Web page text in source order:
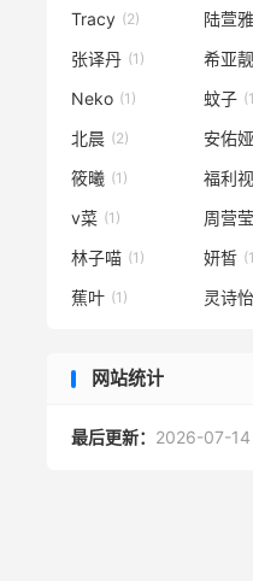
Tracy (2) 陆萱雅
张译丹 (1) 希亚靓
Neko (1) 蚊子
北晨 (2) 安佑娅
筱曦 (1) 福利
v菜 (1) 周营莹
林子喵 (1) 妍皙
蕉叶 (1) 灵诗怡
网站统计
最后更新： 2026-07-14